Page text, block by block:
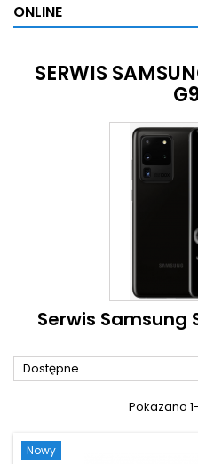
ONLINE
SERWIS
Serwis Samsung
Dostępne
Pokazano
Nowy